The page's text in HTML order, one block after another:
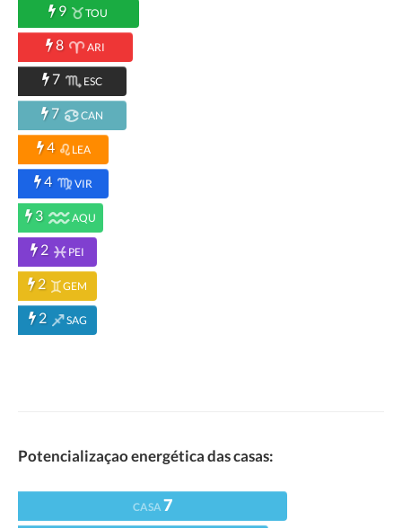
9 TOU
8 ARI
7 ESC
7 CAN
4 LEA
4 VIR
3 AQU
2 PEI
2 GEM
2 SAG
Potencializaçao energética das casas:
CASA7